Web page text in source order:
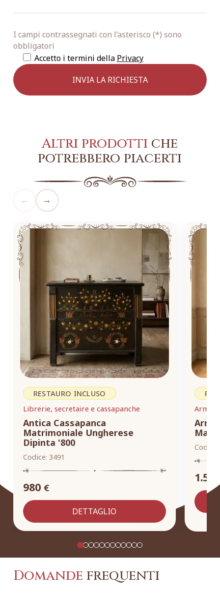
I campi contrassegnati con l’asterisco (*) sono
obbligatori
Accetto i termini della Privacy
Altri prodotti che
potrebbero piacerti
← →
RESTAURO INCLUSO
Librerie, secretaire e cassapanche
Antica Cassapanca
Matrimoniale Ungherese
Dipinta '800
Codice: 3491
980 €
DETTAGLIO
Codice:
Domandefrequenti